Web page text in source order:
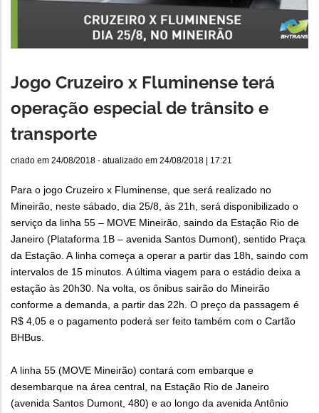
Jogo Cruzeiro x Fluminense terá
operação especial de trânsito e
transporte
criado em 24/08/2018 - atualizado em 24/08/2018 | 17:21
Para o jogo Cruzeiro x Fluminense, que será realizado no
Mineirão, neste sábado, dia 25/8, às 21h, será disponibilizado o
serviço da linha 55 – MOVE Mineirão, saindo da Estação Rio de
Janeiro (Plataforma 1B – avenida Santos Dumont), sentido Praça
da Estação. A linha começa a operar a partir das 18h, saindo com
intervalos de 15 minutos. A última viagem para o estádio deixa a
estação às 20h30. Na volta, os ônibus sairão do Mineirão
conforme a demanda, a partir das 22h. O preço da passagem é
R$ 4,05 e o pagamento poderá ser feito também com o Cartão
BHBus.
A linha 55 (MOVE Mineirão) contará com embarque e
desembarque na área central, na Estação Rio de Janeiro
(avenida Santos Dumont, 480) e ao longo da avenida Antônio